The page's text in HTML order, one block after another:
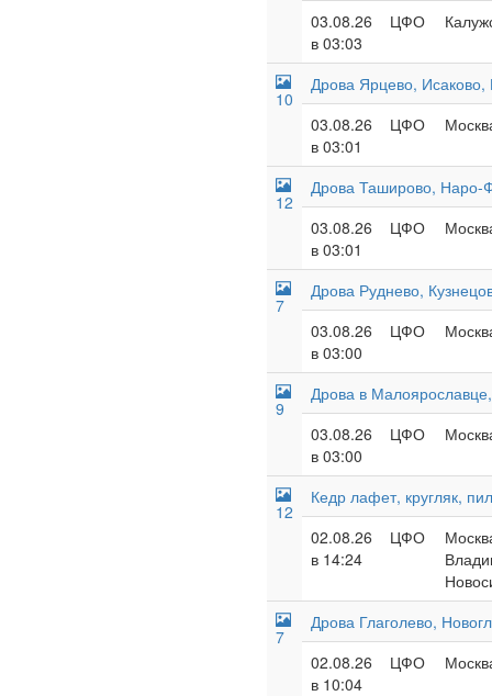
03.08.26
в 03:03
ЦФО
10
Дрова Ярцево,
03.08.26
в 03:01
ЦФО
12
Дрова Таширово, Наро-
03.08.26
в 03:01
ЦФО
7
Дрова Руднево,
03.08.26
в 03:00
ЦФО
9
Дрова в
03.08.26
в 03:00
ЦФО
12
Кедр лафет, кругляк,
02.08.26
в 14:24
ЦФО
7
Дрова Глаголево,
02.08.26
в 10:04
ЦФО